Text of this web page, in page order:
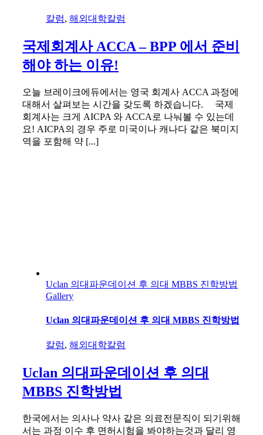
칼럼, 해외대학칼럼
국제회계사 ACCA – BPP 에서 준비
해야 하는 이유!
오늘 브레이크에듀에서는 영국 회계사 ACCA 과정에
대해서 살펴보는 시간을 갖도록 하겠습니다. 국제
회계사는 크게 AICPA 와 ACCA로 나눠볼 수 있는데
요! AICPA의 경우 주로 미국이나 캐나다 같은 북미지
역을 포함해 약 [...]
Uclan 의대파운데이션 후 의대 MBBS 진학방법
Gallery
Uclan 의대파운데이션 후 의대 MBBS 진학방법
칼럼, 해외대학칼럼
Uclan 의대파운데이션 후 의대
MBBS 진학방법
한국에서는 의사나 약사 같은 의료전문직이 되기위해
서는 과정 이수 후 면허시험을 봐야하는것과 달리 영